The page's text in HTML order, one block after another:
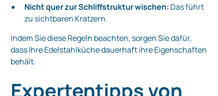
Nicht quer zur Schliffstruktur wischen: Das führt
zu sichtbaren Kratzern.
Indem Sie diese Regeln beachten, sorgen Sie dafür,
dass Ihre Edelstahlküche dauerhaft ihre Eigenschaften
behält.
Expertentipps von